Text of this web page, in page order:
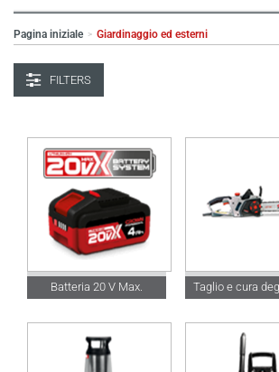
Pagina iniziale > Giardinaggio ed esterni
FILTERS
Batteria 20 V Max. Taglio e cura